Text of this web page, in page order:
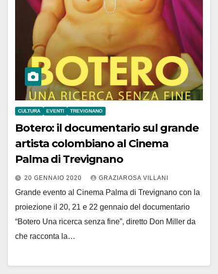
CULTURA EVENTI TREVIGNANO
Botero: il documentario sul grande
artista colombiano al Cinema
Palma di Trevignano
20 GENNAIO 2020 GRAZIAROSA VILLANI
Grande evento al Cinema Palma di Trevignano con la
proiezione il 20, 21 e 22 gennaio del documentario
“Botero Una ricerca senza fine”, diretto Don Miller da
che racconta la…